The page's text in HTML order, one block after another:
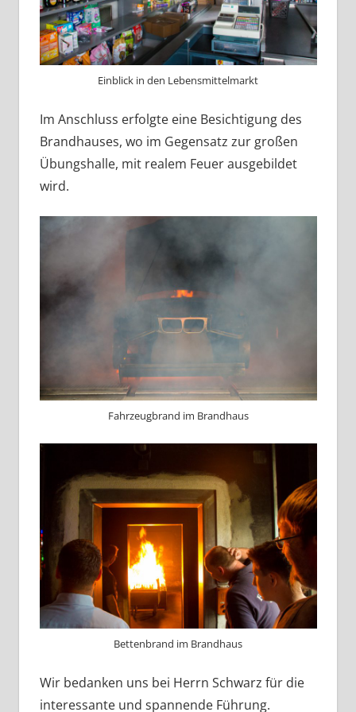
Einblick in den Lebensmittelmarkt
Im Anschluss erfolgte eine Besichtigung des
Brandhauses, wo im Gegensatz zur großen
Übungshalle, mit realem Feuer ausgebildet
wird.
Fahrzeugbrand im Brandhaus
Bettenbrand im Brandhaus
Wir bedanken uns bei Herrn Schwarz für die
interessante und spannende Führung.